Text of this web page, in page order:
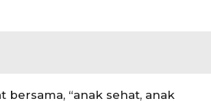
“anak sehat, anak